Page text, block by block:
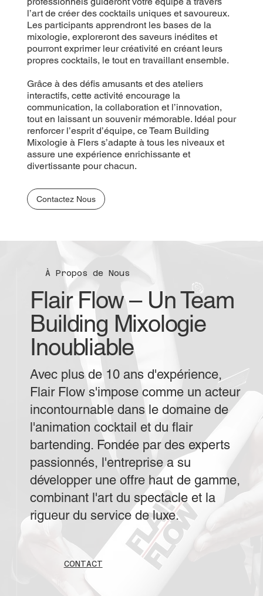
l’art de créer des cocktails uniques et savoureux.
Les participants apprendront les bases de la
mixologie, exploreront des saveurs inédites et
pourront exprimer leur créativité en créant leurs
propres cocktails, le tout en travaillant ensemble.
Grâce à des défis amusants et des ateliers
interactifs, cette activité encourage la
communication, la collaboration et l’innovation,
tout en laissant un souvenir mémorable. Idéal pour
renforcer l’esprit d’équipe, ce Team Building
Mixologie à Flers s’adapte à tous les niveaux et
assure une expérience enrichissante et
divertissante pour chacun.
Contactez Nous
À Propos de Nous
Flair Flow – Un Team
Building Mixologie
Inoubliable
CONTACT
Avec plus de 10 ans d'expérience,
Flair Flow s'impose comme un acteur
incontournable dans le domaine de
l'animation cocktail et du flair
bartending. Fondée par des experts
passionnés, l'entreprise a su
développer une offre haut de gamme,
combinant l'art du spectacle et la
rigueur du service de luxe.